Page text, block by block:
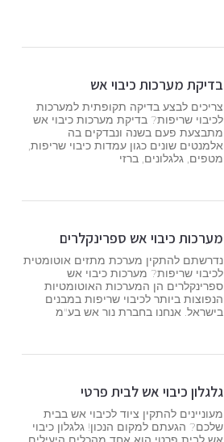
בדיקת מערכות כיבוי אש
צריכים לבצע בדיקה תקופתית למערכות
לכיבוי שריפות? בדיקת מערכות כיבוי אש
מתבצעת פעם בשנה ונבדקים בה
אלמנטים שונים כגון עמדות כיבוי שריפות,
מטפים, גלגלונים, ברזי
מערכות כיבוי אש ספרינקלרים
נדרשתם להתקין מערכת מתזים אוטומטית
לכיבוי שריפות? מערכות כיבוי אש
ספרינקלרים הן המערכות האוטומטיות
הנפוצות ביותר לכיבוי שריפות במבנים
בישראל. אנחנו בחברת נור אש בע"מ
גלגלון כיבוי אש לבית פרטי
מעוניינים להתקין ציוד לכיבוי אש בבית
שלכם? הגעתם למקום הנכון! גלגלון כיבוי